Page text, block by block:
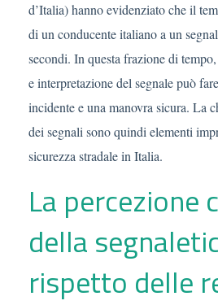
d’Italia) hanno evidenziato che il
di un conducente italiano a un
secondi. In questa frazione di
e interpretazione del segnale può
incidente e una manovra sicura. La
dei segnali sono quindi elementi
sicurezza stradale in Italia.
La percezione
della
rispetto delle